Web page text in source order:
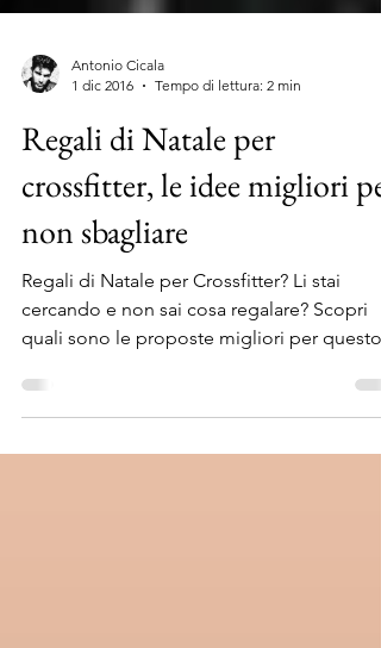
1 dic 2016
Tempo di lettura: 2 min
Regali di Natale per
crossfitter, le idee migliori per
non sbagliare
Regali di Natale per Crossfitter? Li stai
cercando e non sai cosa regalare? Scopri
quali sono le proposte migliori per questo
Natale con...